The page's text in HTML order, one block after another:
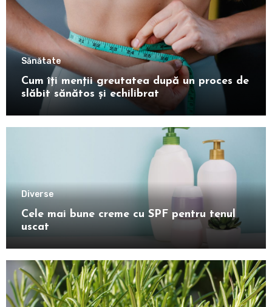
Sănătate
Cum îți menții greutatea după un proces de
slăbit sănătos și echilibrat
Diverse
Cele mai bune creme cu SPF pentru tenul
uscat